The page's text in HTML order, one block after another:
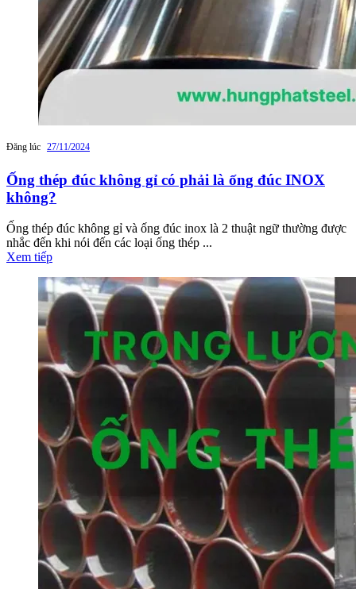
Đăng lúc 27/11/2024
Ống thép đúc không gỉ có phải là ống đúc INOX
không?
Ống thép đúc không gỉ và ống đúc inox là 2 thuật ngữ thường được
nhắc đến khi nói đến các loại ống thép ...
Xem tiếp